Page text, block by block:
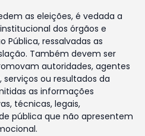
as eleições, é vedada a
dos órgãos e
Pública, ressalvadas as
Também devem ser
autoridades, agentes
serviços ou resultados da
as informações
técnicas, legais,
pública que não apresentem